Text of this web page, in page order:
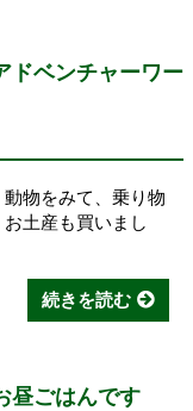
ベンチャーワー
物をみて、乗り物
土産も買いまし
続きを読む
ごはんです